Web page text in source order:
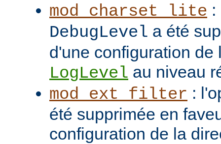
mod_charset_lite
DebugLevel a été
d'une configuration de
LogLevel au niveau
mod_ext_filter :
été supprimée en
configuration de la